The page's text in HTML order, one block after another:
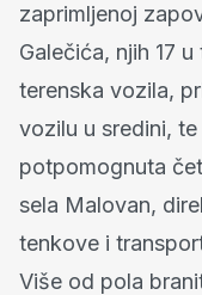
zaprimljenoj
Galečića, njih 17
terenska vozila,
vozilu u sredini,
potpomognuta
sela Malovan,
tenkove i
Više od pola